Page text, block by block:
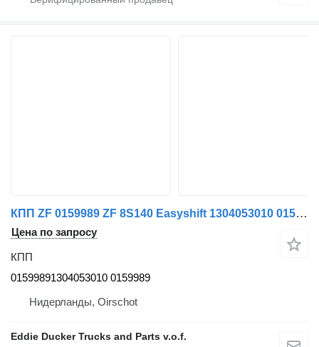
КПП ZF 0159989 ZF 8S140 Easyshift 1304053010 01599891304053010 для грузовика DAF
Цена по запросу
КПП
01599891304053010 0159989
Нидерланды, Oirschot
Eddie Ducker Trucks and Parts v.o.f.